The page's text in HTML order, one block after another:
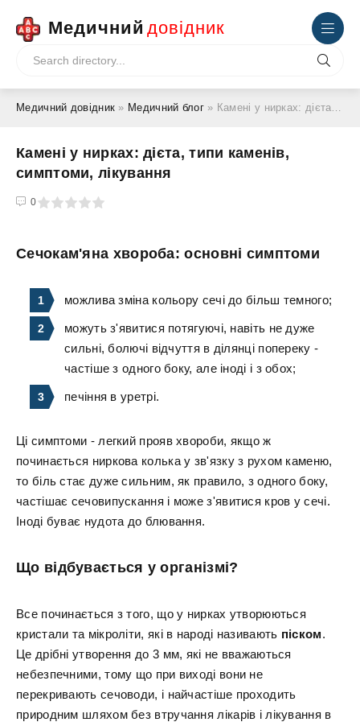
Медичний довідник
Медичний довідник » Медичний блог» Камені у нирках: дієта, типи каменів, симптоми, лікування
Камені у нирках: дієта, типи каменів,
симптоми, лікування
0
5
Сечокам'яна хвороба: основні симптоми
можлива зміна кольору сечі до більш темного;
можуть з'явитися потягуючі, навіть не дуже
сильні, болючі відчуття в ділянці попереку -
частіше з одного боку, але іноді і з обох;
печіння в уретрі.
Ці симптоми - легкий прояв хвороби, якщо ж
починається ниркова колька у зв'язку з рухом каменю,
то біль стає дуже сильним, як правило, з одного боку,
частішає сечовипускання і може з'явитися кров у сечі.
Іноді буває нудота до блювання.
Що відбувається у організмі?
Все починається з того, що у нирках утворюються
кристали та мікроліти, які в народі називають піском.
Це дрібні утворення до 3 мм, які не вважаються
небезпечними, тому що при виході вони не
перекривають сечоводи, і найчастіше проходить
природним шляхом без втручання лікарів і лікування в